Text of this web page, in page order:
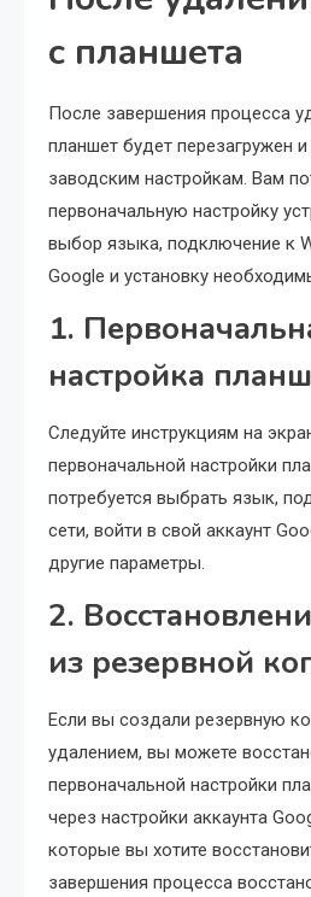
с планшета
После завершения процесса
планшет будет перезагружен и
заводским настройкам. Вам
первоначальную настройку
выбор языка, подключение к
Google и установку
1.
настройка
Следуйте инструкциям на
первоначальной настройки
потребуется выбрать язык,
сети, войти в свой аккаунт
другие параметры.
2.
из резервной
Если вы создали резервную
удалением, вы можете
первоначальной настройки
через настройки аккаунта
которые вы хотите
завершения процесса